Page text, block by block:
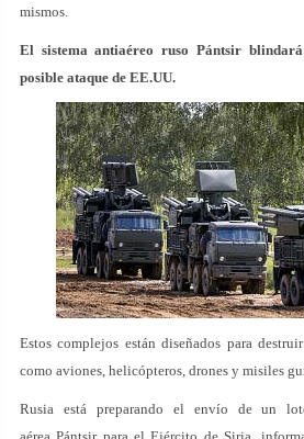
mismos.
El sistema antiaéreo ruso Pántsir
posible ataque de EE.UU.
Estos complejos están diseñados para
como aviones, helicópteros, drones y misiles
Rusia está preparando el envío de un